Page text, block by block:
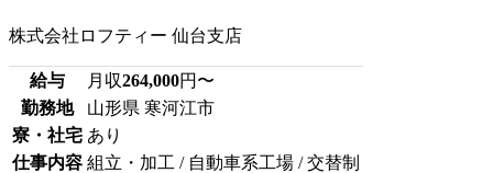
株式会社ロフティー 仙台支店
給与 月収264,000円〜
勤務地
山形県 寒河江市
寮・社宅 あり
仕事内容 組立・加工 / 自動車系工場 / 交替制